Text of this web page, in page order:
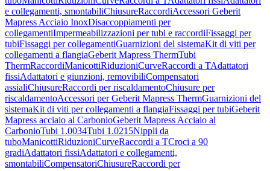
e collegamenti, smontabiliChiusureRaccordiAccessori Geberit
Mapress Acciaio InoxDisaccoppiamenti per
collegamentiImpermeabilizzazioni per tubi e raccordiFissaggi per
tubiFissaggi per collegamentiGuarnizioni del sistemaKit di viti per
collegamenti a flangiaGeberit Mapress ThermTubi
ThermRaccordiManicottiRiduzioniCurveRaccordi a TAdattatori
fissiAdattatori e giunzioni, removibiliCompensatori
assialiChiusureRaccordi per riscaldamentoChiusure per
riscaldamentoAccessori per Geberit Mapress ThermGuarnizioni del
sistemaKit di viti per collegamenti a flangiaFissaggi per tubiGeberit
Mapress acciaio al CarbonioGeberit Mapress Acciaio al
CarbonioTubi 1.0034Tubi 1.0215Nippli da
tuboManicottiRiduzioniCurveRaccordi a TCroci a 90
gradiAdattatori fissiAdattatori e collegamenti,
smontabiliCompensatoriChiusureRaccordi per